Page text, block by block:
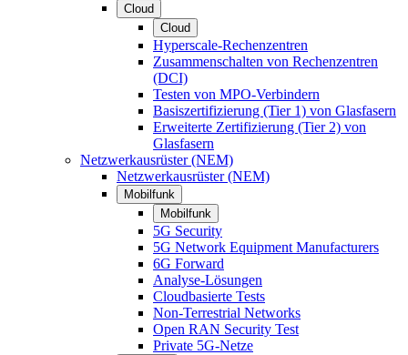
Cloud
Cloud
Hyperscale-Rechenzentren
Zusammenschalten von Rechenzentren
(DCI)
Testen von MPO-Verbindern
Basiszertifizierung (Tier 1) von Glasfasern
Erweiterte Zertifizierung (Tier 2) von
Glasfasern
Netzwerkausrüster (NEM)
Netzwerkausrüster (NEM)
Mobilfunk
Mobilfunk
5G Security
5G Network Equipment Manufacturers
6G Forward
Analyse-Lösungen
Cloudbasierte Tests
Non-Terrestrial Networks
Open RAN Security Test
Private 5G-Netze